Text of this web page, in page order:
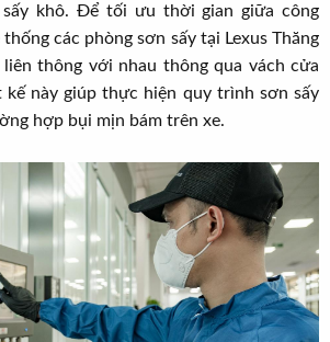
sấy khô. Để tối ưu thời gian giữa công
các phòng sơn sấy tại Lexus Thăng
thông với nhau thông qua vách cửa
kế này giúp thực hiện quy trình sơn sấy
hợp bụi mịn bám trên xe.